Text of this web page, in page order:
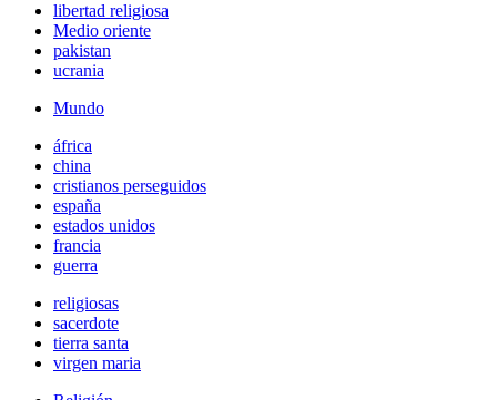
libertad religiosa
Medio oriente
pakistan
ucrania
Mundo
áfrica
china
cristianos perseguidos
españa
estados unidos
francia
guerra
religiosas
sacerdote
tierra santa
virgen maria